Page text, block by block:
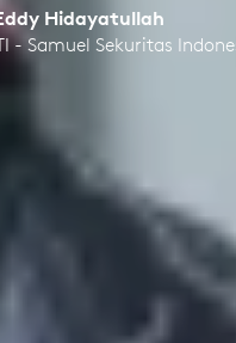
Hidayatullah
- Samuel Sekuritas